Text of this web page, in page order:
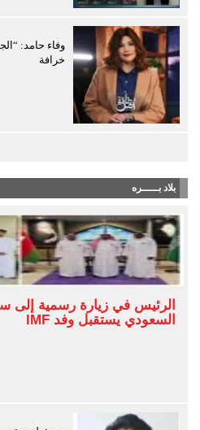
وفاء حامد:
خرافة
بلاد بـــــره
الرئيس في زيارة رسمية إلى
السعودي يستقبل وفد IMF